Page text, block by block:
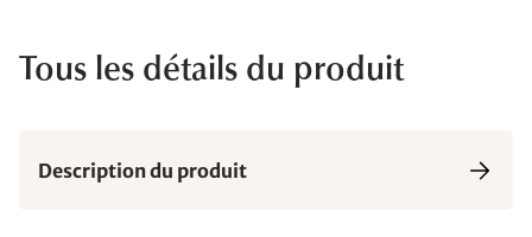
Tous les détails du produit
Description du produit